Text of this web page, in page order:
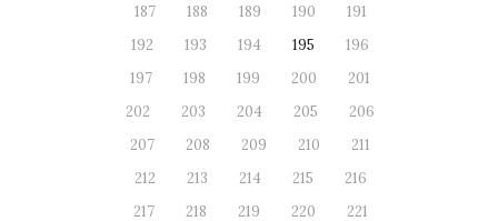
187
188 189 190
191
192
193 194 195
196
197
198 199 200
201
202
203 204 205
206
207
208 209 210
211
212
213 214 215
216
217
218 219 220
221